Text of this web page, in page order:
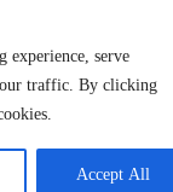
experience, serve
our traffic. By clicking
Accept All